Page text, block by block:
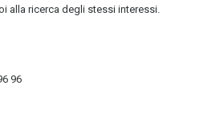
alla ricerca degli stessi interessi.
96